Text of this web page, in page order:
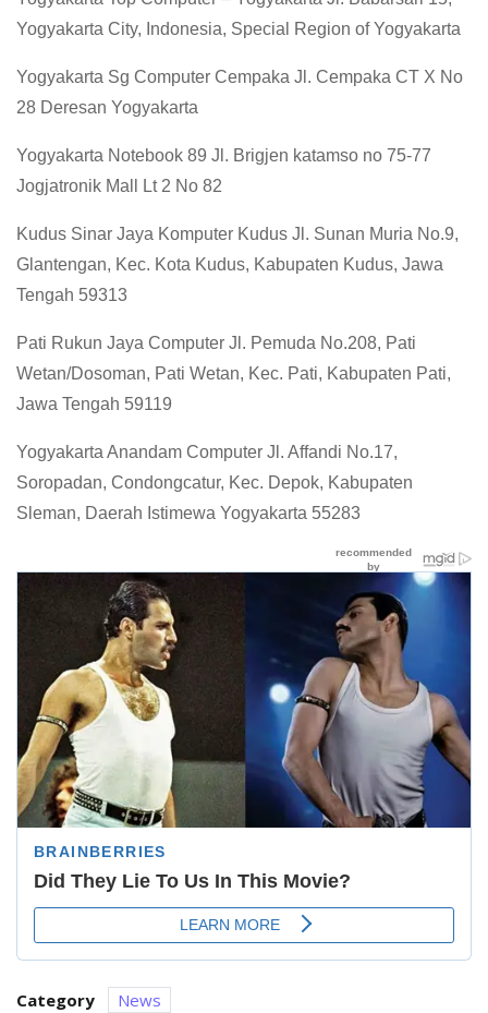
Yogyakarta City, Indonesia, Special Region of Yogyakarta
Yogyakarta Sg Computer Cempaka Jl. Cempaka CT X No
28 Deresan Yogyakarta
Yogyakarta Notebook 89 Jl. Brigjen katamso no 75-77
Jogjatronik Mall Lt 2 No 82
Kudus Sinar Jaya Komputer Kudus Jl. Sunan Muria No.9,
Glantengan, Kec. Kota Kudus, Kabupaten Kudus, Jawa
Tengah 59313
Pati Rukun Jaya Computer Jl. Pemuda No.208, Pati
Wetan/Dosoman, Pati Wetan, Kec. Pati, Kabupaten Pati,
Jawa Tengah 59119
Yogyakarta Anandam Computer Jl. Affandi No.17,
Soropadan, Condongcatur, Kec. Depok, Kabupaten
Sleman, Daerah Istimewa Yogyakarta 55283
Category News